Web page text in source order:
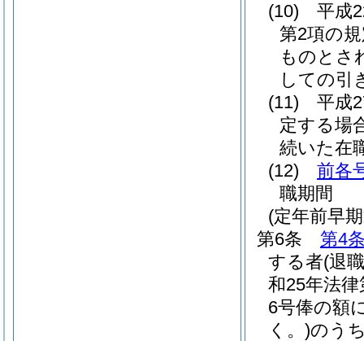
(10)
平成
第2項の
ものとさ
しての引
(11)
平成
定する場
続いた在
(12)
前各
職期間
(定年前早
第6条
第4
する者(退
和25年法
6号俸の額
く。)のう